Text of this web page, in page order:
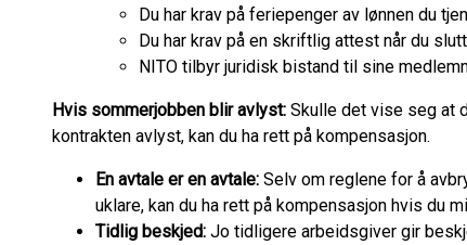
Du har krav på feriepenger av lønnen du
Du har krav på en skriftlig attest når du
NITO tilbyr juridisk bistand til sine
Hvis sommerjobben blir avlyst: Skulle det vise seg at
kontrakten avlyst, kan du ha rett på kompensasjon.
En avtale er en avtale: Selv om reglene for å
uklare, kan du ha rett på kompensasjon hvis du
Tidlig beskjed: Jo tidligere arbeidsgiver gir